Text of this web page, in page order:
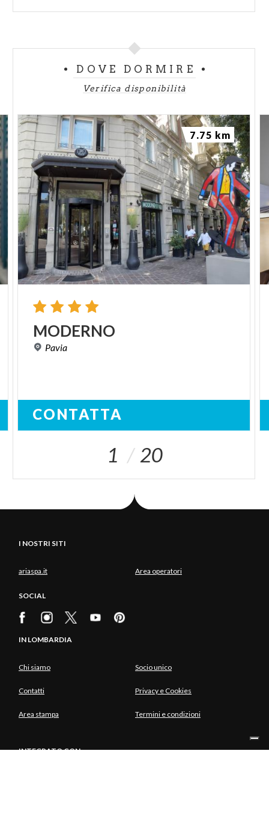
DOVE DORMIRE
Verifica disponibilità
MODERNO
Pavia
CONTATTA
7.75 km
1 20
I NOSTRI SITI
ariaspa.it Area operatori
SOCIAL
IN LOMBARDIA
Chi siamo Socio unico
Contatti Privacy e Cookies
Area stampa Termini e condizioni
INTEGRATO CON